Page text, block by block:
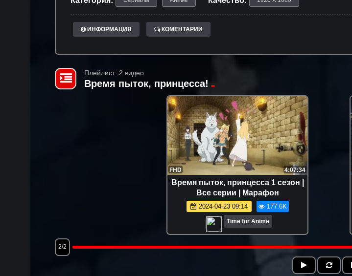
ИНФОРМАЦИЯ КОМЕНТАРИИ
Плейлист: 2 видео
Время пыток, принцесса!
FHD 4:07:34
Время пыток, принцесса 1 сезон |
Все серии | Марафон
2024-04-23 09:14 177.6K
Time for Anime
2/2